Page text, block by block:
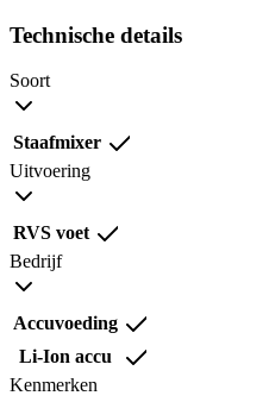
Technische details
Soort
Staafmixer
Uitvoering
RVS voet
Bedrijf
Accuvoeding
Li-Ion accu
Kenmerken